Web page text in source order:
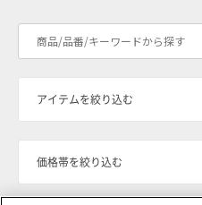
アイテムを絞り込む
価格帯を絞り込む